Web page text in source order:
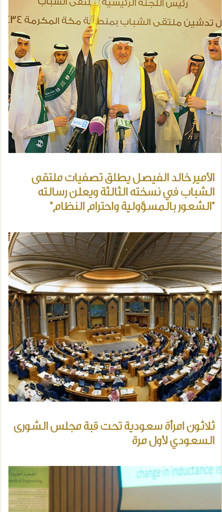
الأمير خالد الفيصل يطلق تصفيات ملتقى
الشباب في نسخته الثالثة ويعلن رسالته
"الشعور بالمسؤولية واحترام النظام"
ثلاثون امرأة سعودية تحت قبة مجلس الشورى
السعودي لأول مرة